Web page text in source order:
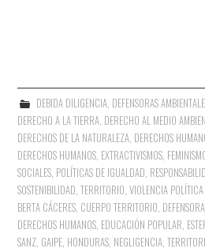
DEBIDA DILIGENCIA, DEFENSORAS
DERECHO A LA TIERRA DERECHO AL MEDIO
DERECHOS DE LA NATURALEZA DERECHOS
DERECHOS HUMANOS EXTRACTIVISMOS
SOCIALES POLÍTICAS DE IGUALDAD
SOSTENIBILIDAD ,TERRITORIO ,VIOLENCIA POLÍTICA
BERTA CÁCERES CUERPO TERRITORIO
DERECHOS HUMANOS EDUCACIÓN POPULAR
SANZ GAIPE HONDURAS NEGLIGENCIA ,